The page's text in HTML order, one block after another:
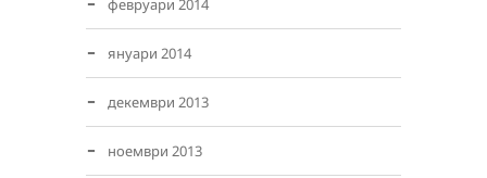
февруари 2014
януари 2014
декември 2013
ноември 2013